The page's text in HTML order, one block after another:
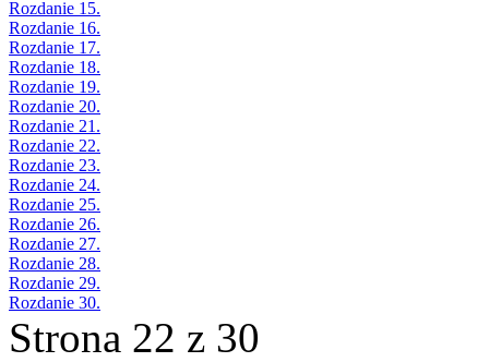
Rozdanie 15.
Rozdanie 16.
Rozdanie 17.
Rozdanie 18.
Rozdanie 19.
Rozdanie 20.
Rozdanie 21.
Rozdanie 22.
Rozdanie 23.
Rozdanie 24.
Rozdanie 25.
Rozdanie 26.
Rozdanie 27.
Rozdanie 28.
Rozdanie 29.
Rozdanie 30.
Strona 22 z 30